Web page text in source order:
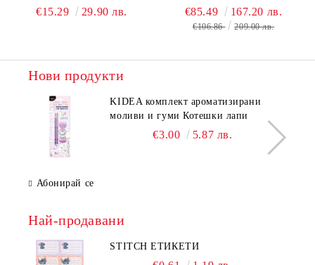
С 1 ЦИП, ПЪЛЕН
€15.29 29.90 лв. €85.49 167.20 лв.
€106.86 209.00 лв.
Нови продукти
KIDEA комплект ароматизирани
моливи и гуми Котешки лапи
€3.00 5.87 лв.
Абонирай се
Най-продавани
STITCH ЕТИКЕТИ